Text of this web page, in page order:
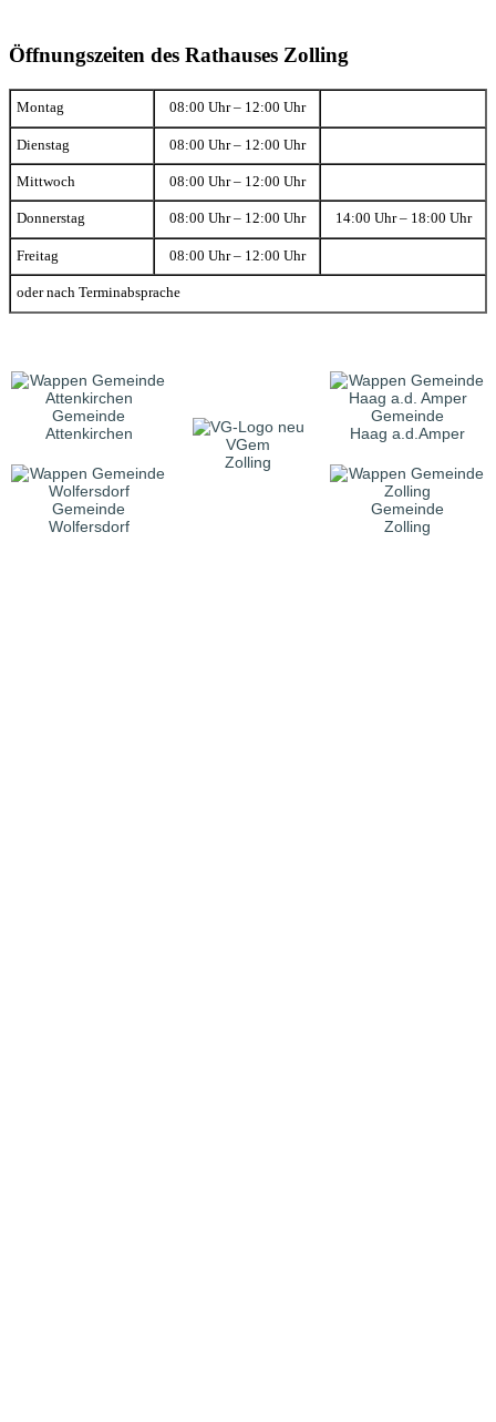
Öffnungszeiten des Rathauses Zolling
Montag 08:00 Uhr – 12:00 Uhr
Dienstag 08:00 Uhr – 12:00 Uhr
Mittwoch 08:00 Uhr – 12:00 Uhr
Donnerstag 08:00 Uhr – 12:00 Uhr 14:00 Uhr – 18:00 Uhr
Freitag 08:00 Uhr – 12:00 Uhr
oder nach Terminabsprache
Gemeinde
Attenkirchen
VGem
Zolling
Gemeinde
Haag a.d.Amper
Gemeinde
Wolfersdorf
Gemeinde
Zolling